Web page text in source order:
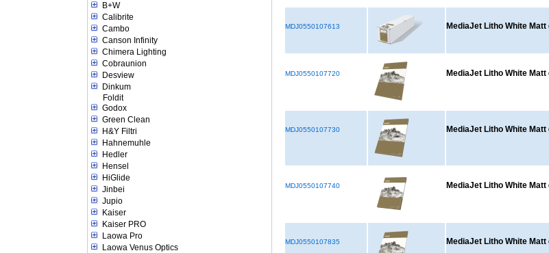
B+W
Calibrite
Cambo
Canson Infinity
Chimera Lighting
Cobraunion
Desview
Dinkum
Foldit
Godox
Green Clean
H&Y Filtri
Hahnemuhle
Hedler
Hensel
HiGlide
Jinbei
Jupio
Kaiser
Kaiser PRO
Laowa Pro
Laowa Venus Optics
MDJ0550107613 MediaJet Litho White
MDJ0550107720 MediaJet Litho White
MDJ0550107730 MediaJet Litho White
MDJ0550107740 MediaJet Litho White
MDJ0550107835 MediaJet Litho White